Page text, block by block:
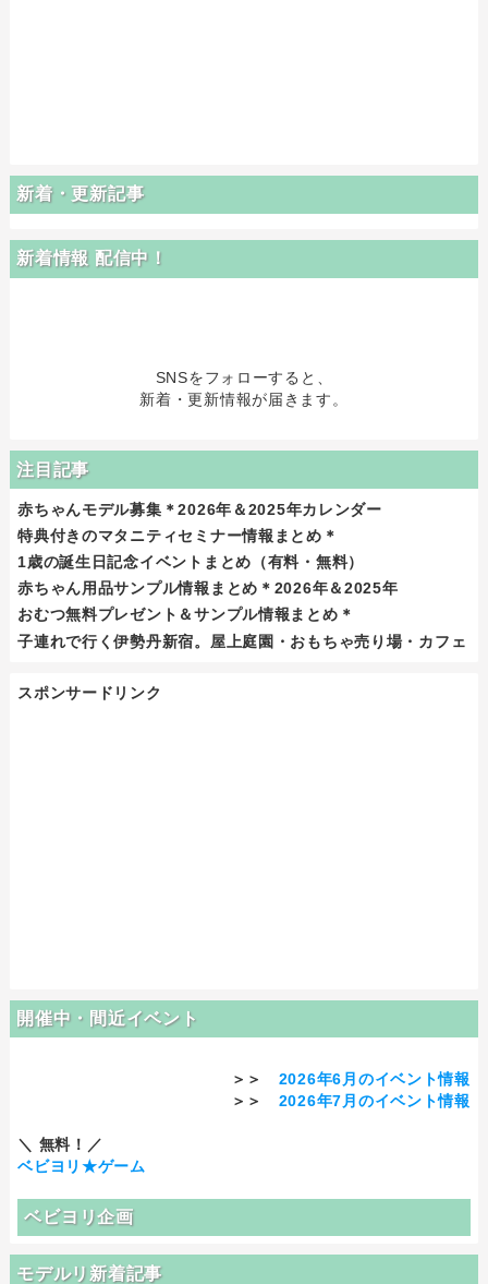
新着・更新記事
新着情報 配信中！
SNSをフォローすると、
新着・更新情報が届きます。
注目記事
赤ちゃんモデル募集＊2026年＆2025年カレンダー
特典付きのマタニティセミナー情報まとめ＊
1歳の誕生日記念イベントまとめ（有料・無料）
赤ちゃん用品サンプル情報まとめ＊2026年＆2025年
おむつ無料プレゼント＆サンプル情報まとめ＊
子連れで行く伊勢丹新宿。屋上庭園・おもちゃ売り場・カフェ
スポンサードリンク
開催中・間近イベント
＞＞ 2026年6月のイベント情報
＞＞ 2026年7月のイベント情報
＼ 無料！／
ベビヨリ★ゲーム
ベビヨリ企画
モデルリ新着記事